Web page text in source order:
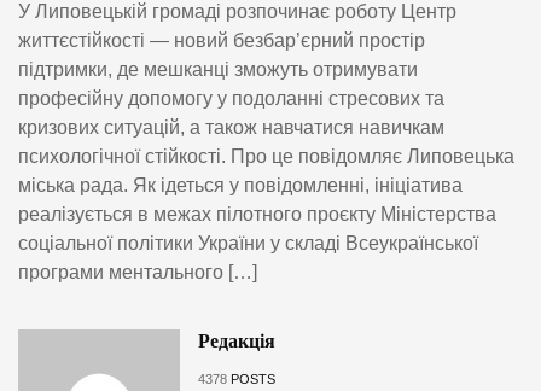
У Липовецькій громаді розпочинає роботу Центр
життєстійкості — новий безбар’єрний простір
підтримки, де мешканці зможуть отримувати
професійну допомогу у подоланні стресових та
кризових ситуацій, а також навчатися навичкам
психологічної стійкості. Про це повідомляє Липовецька
міська рада. Як ідеться у повідомленні, ініціатива
реалізується в межах пілотного проєкту Міністерства
соціальної політики України у складі Всеукраїнської
програми ментального […]
Редакція
4378 POSTS